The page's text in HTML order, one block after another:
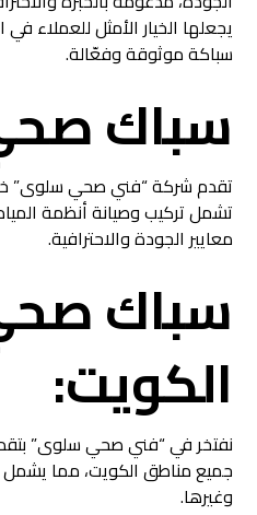
يجعلها الخيار الأمثل للعملاء
سباكة موثوقة وفعّالة.
سباك
تقدم شركة “فني صحي سلوى”
تشمل تركيب وصيانة أنظمة
معايير الجودة والاحترافية.
سباك
الكويت:
نفتخر في “فني صحي سلوى”
جميع مناطق الكويت، مما يشمل
وغيرها.